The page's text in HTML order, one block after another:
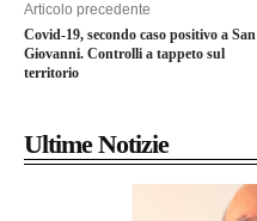
Articolo precedente
Covid-19, secondo caso positivo a San
Giovanni. Controlli a tappeto sul
territorio
Ultime Notizie